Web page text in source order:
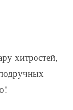
хитростей,